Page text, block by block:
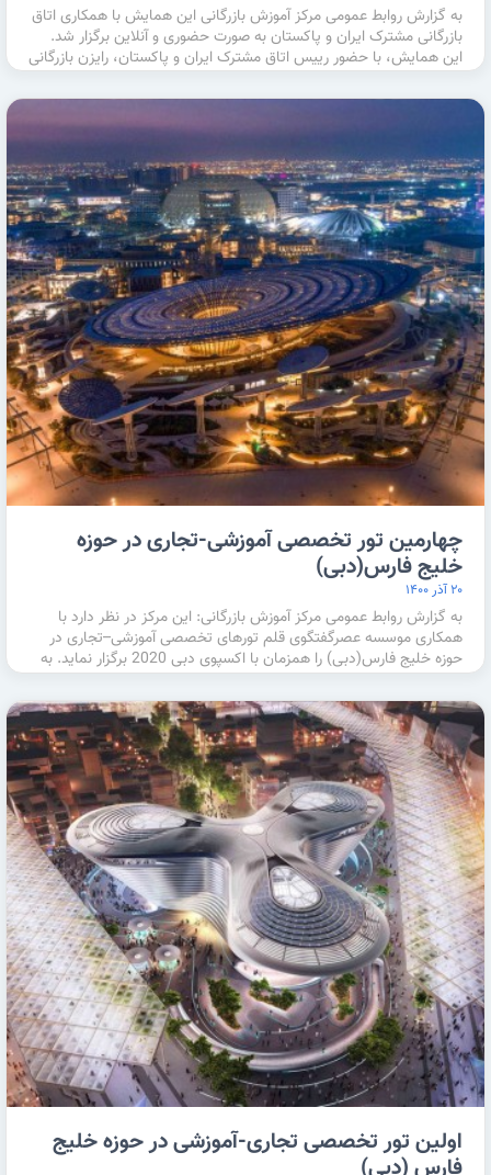
به گزارش روابط عمومی مرکز آموزش بازرگانی این همایش با همکاری اتاق
بازرگانی مشترک ایران و پاکستان به صورت حضوری و آنلاین برگزار شد.
این همایش، با حضور رییس اتاق مشترک ایران و پاکستان، رایزن بازرگانی
…
چهارمین تور تخصصی آموزشی-تجاری در حوزه
خلیج فارس(دبی)
۲۰ آذر ۱۴۰۰
به گزارش روابط عمومی مرکز آموزش بازرگانی: این مرکز در نظر دارد با
همکاری موسسه عصرگفتگوی قلم تورهای تخصصی آموزشی–تجاری در
حوزه خلیج فارس(دبی) را همزمان با اکسپوی دبی 2020 برگزار نماید. به
همین …
اولین تور تخصصی تجاری-آموزشی در حوزه خلیج